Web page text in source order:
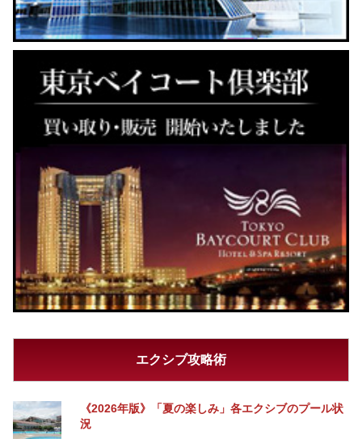
エクシブ攻略術
《2026年版》「夏の楽しみ」各エクシブのプール状
況